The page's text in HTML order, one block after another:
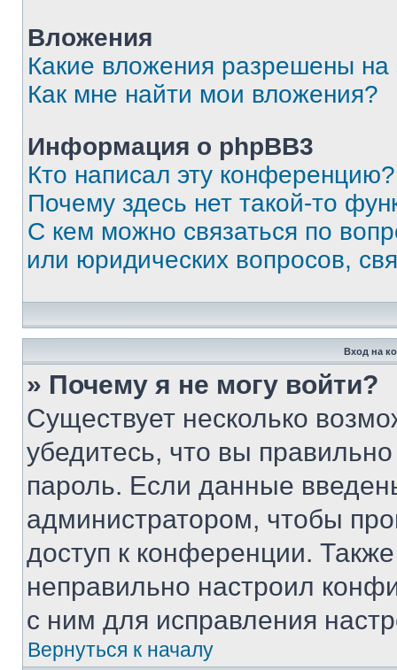
Вложения
Какие вложения разрешены
Как мне найти мои вложения?
Информация о phpBB3
Кто написал эту конференцию?
Почему здесь нет такой-то
С кем можно связаться по
или юридических вопросов,
Вход на
» Почему я не могу войти?
Существует несколько
убедитесь, что вы
пароль. Если данные
администратором, чтобы
доступ к конференции.
неправильно настроил
с ним для исправления
Вернуться к началу